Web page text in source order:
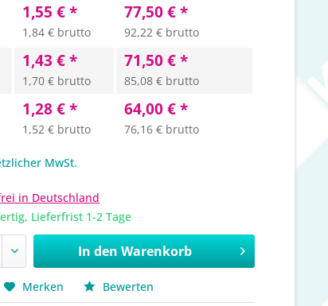
1,55 € *
1,84 € brutto
77,50 € *
92,22 € brutto
1,43 € *
1,70 € brutto
71,50 € *
85,08 € brutto
1,28 € *
1,52 € brutto
64,00 € *
76,16 € brutto
MwSt.
in Deutschland
Lieferfrist 1-2 Tage
In den Warenkorb
Merken Bewerten